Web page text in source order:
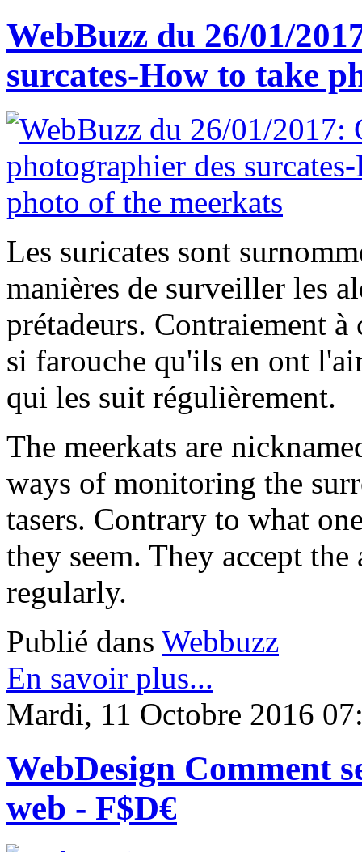
WebBuzz du 26/01/
surcates-How to take
Les suricates sont
manières de surveiller les
prétadeurs. Contraiement
si farouche qu'ils en ont
qui les suit régulièrement.
The meerkats are
ways of monitoring the
tasers. Contrary to what
they seem. They accept
regularly.
Publié dans Webbuzz
En savoir plus...
Mardi, 11 Octobre 2016
WebDesign Comment
web - F$D€